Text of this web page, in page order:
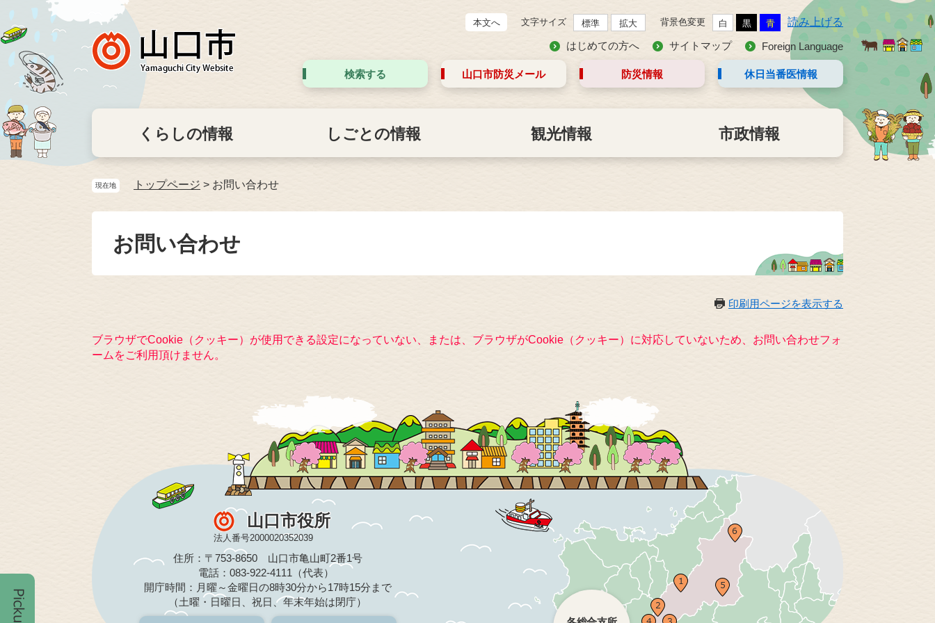
本文へ 文字サイズ 標準 拡大 背景色変更 白 黒 青 読み上げる
はじめての方へ サイトマップ Foreign Language
検索する 山口市防災 メール 防災情報 休日当番医情報
くらしの情報 しごとの情報 観光情報 市政情報
現在地 トップページ > お問い合わせ
お問い合わせ
印刷用ページを表示する
ブラウザでCookie（クッキー）が使用できる設定になっていない、または、ブラウザがCookie（クッキー）に対応していないため、お問い合わせフォ
ームをご利用頂けません。
山口市役所
法人番号2000020352039
住所：〒753-8650 山口市亀山町2番1号
電話：083-922-4111（代表）
開庁時間：月曜～金曜日の8時30分から17時15分まで
（土曜・日曜日、祝日、年末年始は閉庁）